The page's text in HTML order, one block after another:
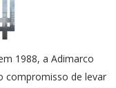
1988, a Adimarco
compromisso de levar